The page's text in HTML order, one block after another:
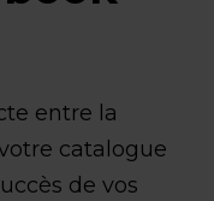
entre la
catalogue
de vos